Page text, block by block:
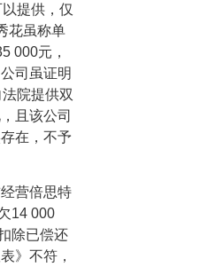
提供，仅
花虽称单
000元，
司虽证明
院提供双
且该公司
在，不予
营倍思特
14 000
除已偿还
》不符，